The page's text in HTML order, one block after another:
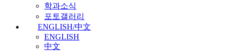
학과소식
포토갤러리
ENGLISH/中文
ENGLISH
中文